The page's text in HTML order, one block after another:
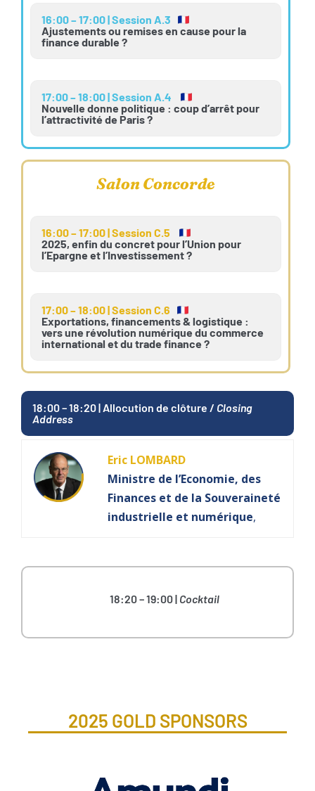
16:00 – 17:00 | Session A.3
Ajustements ou remises en cause pour la
finance durable ?
17:00 – 18:00 | Session A.4
Nouvelle donne politique : coup d’arrêt pour
l’attractivité de Paris ?
Salon Concorde
16:00 – 17:00 | Session C.5
2025, enfin du concret pour l’Union pour
l’Epargne et l’Investissement ?
17:00 – 18:00 | Session C.6
Exportations, financements & logistique :
vers une révolution numérique du commerce
international et du trade finance ?
18:00 – 18:20 | Allocution de clôture / Closing
Address
Eric LOMBARD
Ministre de l’Economie, des
Finances et de la Souveraineté
industrielle et numérique,
18:20 – 19:00 | Cocktail
2025 GOLD SPONSORS